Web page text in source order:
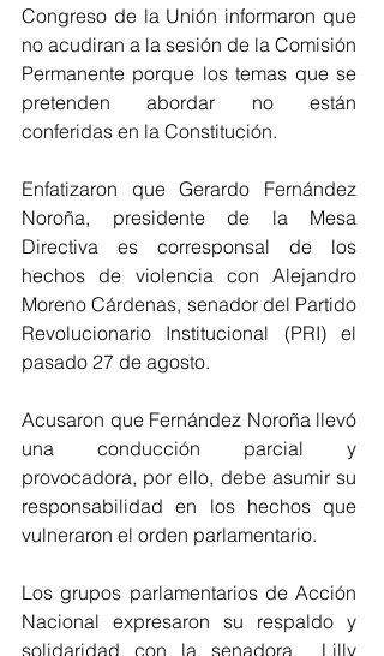
Congreso de la Unión informaron que
no acudiran a la sesión de la Comisión
Permanente porque los temas que se
pretenden abordar no están
conferidas en la Constitución.
Enfatizaron que Gerardo Fernández
Noroña, presidente de la Mesa
Directiva es corresponsal de los
hechos de violencia con Alejandro
Moreno Cárdenas, senador del Partido
Revolucionario Institucional (PRI) el
pasado 27 de agosto.
Acusaron que Fernández Noroña llevó
una conducción parcial y
provocadora, por ello, debe asumir su
responsabilidad en los hechos que
vulneraron el orden parlamentario.
Los grupos parlamentarios de Acción
Nacional expresaron su respaldo y
solidaridad con la senadora  Lilly